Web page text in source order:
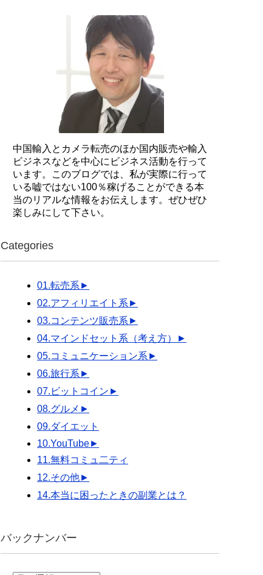
中国輸入とカメラ転売のほか国内販売や輸入
ビジネスなどを中心にビジネス活動を行って
います。このブログでは、私が実際に行って
いる嘘ではない100％稼げることができる本
当のリアルな情報をお伝えします。ぜひぜひ
楽しみにして下さい。
Categories
01.転売系 ►
02.アフィリエイト系 ►
03.コンテンツ販売系 ►
04.マインドセット系（考え方）
►
05.コミュニケーション系 ►
06.旅行系 ►
07.ビットコイン ►
08.グルメ ►
09.ダイエット
10.YouTube►
11.無料コミュ二ティ
12.その他►
14.本当に困ったときの副業とは？
バックナンバー